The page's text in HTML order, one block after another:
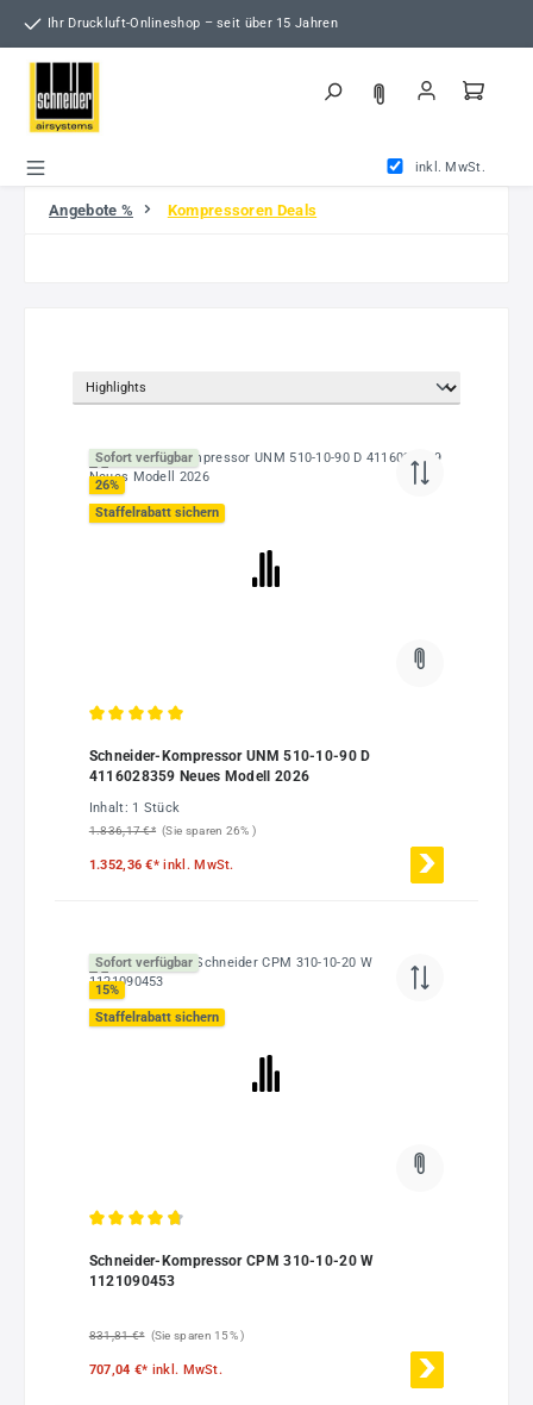
Zum Hauptinhalt springen
Ihr Druckluft-Onlineshop – seit über 15 Jahren
inkl. MwSt.
Angebote % Kompressoren Deals
Sofort verfügbar
26%
Staffelrabatt sichern
Schneider-Kompressor UNM 510-10-90 D
4116028359 Neues Modell 2026
Inhalt: 1 Stück
1.836,17 €* (Sie sparen 26% )
1.352,36 €*inkl. MwSt.
Sofort verfügbar
15%
Staffelrabatt sichern
Schneider-Kompressor CPM 310-10-20 W
1121090453
831,81 €* (Sie sparen 15% )
707,04 €* inkl. MwSt.